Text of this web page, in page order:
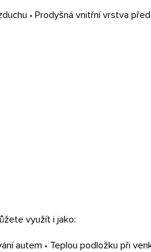
• Prodyšná vnitřní vrstva
využít i jako:
autem • Teplou podložku při